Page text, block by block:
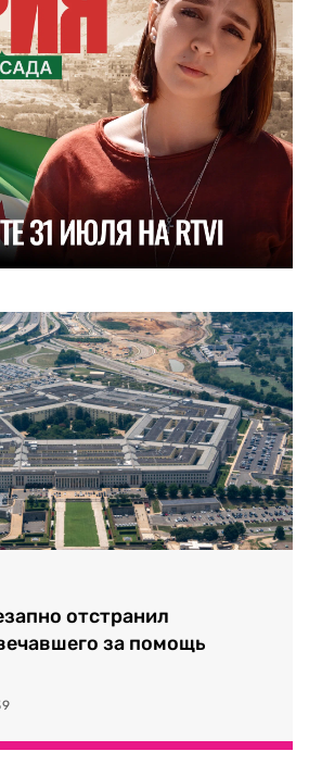
отстранил
за помощь